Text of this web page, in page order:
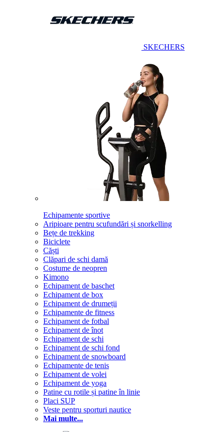
SKECHERS
Echipamente sportive
Aripioare pentru scufundări și snorkelling
Bețe de trekking
Biciclete
Căști
Clăpari de schi damă
Costume de neopren
Kimono
Echipament de baschet
Echipament de box
Echipament de drumeții
Echipamente de fitness
Echipament de fotbal
Echipament de înot
Echipament de schi
Echipament de schi fond
Echipament de snowboard
Echipamente de tenis
Echipament de volei
Echipament de yoga
Patine cu rotile și patine în linie
Placi SUP
Veste pentru sporturi nautice
Mai multe...